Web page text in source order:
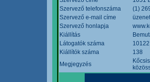
Szervező telefonszáma
(1)
Szervező e-mail címe
Szervező honlapja
Kiállítás
Látogatók száma
10122
Kiállítók száma
138
Megjegyzés